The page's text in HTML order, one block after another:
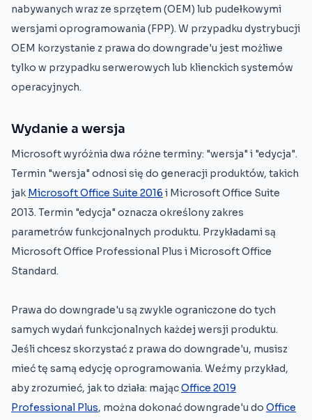
nabywanych wraz ze sprzętem (OEM) lub pudełkowymi
wersjami oprogramowania (FPP). W przypadku dystrybucji
OEM korzystanie z prawa do downgrade'u jest możliwe
tylko w przypadku serwerowych lub klienckich systemów
operacyjnych.
Wydanie a wersja
Microsoft wyróżnia dwa różne terminy: "wersja" i "edycja".
Termin "wersja" odnosi się do generacji produktów, takich
jakMicrosoft Office Suite 2016 i Microsoft Office Suite
2013. Termin "edycja" oznacza określony zakres
parametrów funkcjonalnych produktu. Przykładami są
Microsoft Office Professional Plus i Microsoft Office
Standard.
Prawa do downgrade'u są zwykle ograniczone do tych
samych wydań funkcjonalnych każdej wersji produktu.
Jeśli chcesz skorzystać z prawa do downgrade'u, musisz
mieć tę samą edycję oprogramowania. Weźmy przykład,
aby zrozumieć, jak to działa: mającOffice 2019
Professional Plus, można dokonać downgrade'u do Office